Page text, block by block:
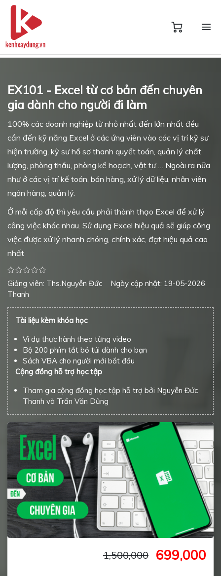
EX101 - Excel từ cơ bản đến chuyên
gia dành cho người đi làm
100% các doanh nghiệp từ nhỏ nhất đến lớn nhất đều
cần đến kỹ năng Excel ở các ứng viên vào các vị trí kỹ sư
hiện trường, kỹ sư hồ sơ thanh quyết toán, quản lý chất
lượng, phòng thầu, phòng kế hoạch, vật tư … Ngoài ra nữa
như ở các vị trí kế toán, bán hàng, xử lý dữ liệu, nhân viên
ngân hàng, quản lý.
Ở mỗi cấp độ thì yêu cầu phải thành thạo Excel để xử lý
công việc khác nhau. Sử dụng Excel hiệu quả sẽ giúp công
việc được xử lý nhanh chóng, chính xác, đạt hiệu quả cao
nhất
Giảng viên: Ths.Nguyễn Đức
Thanh
Ngày cập nhật: 19-05-2026
Tài liệu kèm khóa học
Ví dụ thực hành theo từng video
Bộ 200 phím tắt bỏ túi dành cho bạn
Sách VBA cho người mới bắt đầu
Cộng đồng hỗ trợ học tập
Tham gia cộng đồng học tập hỗ trợ bởi Nguyễn Đức
Thanh và Trần Văn Dũng
1,500,000 699,000